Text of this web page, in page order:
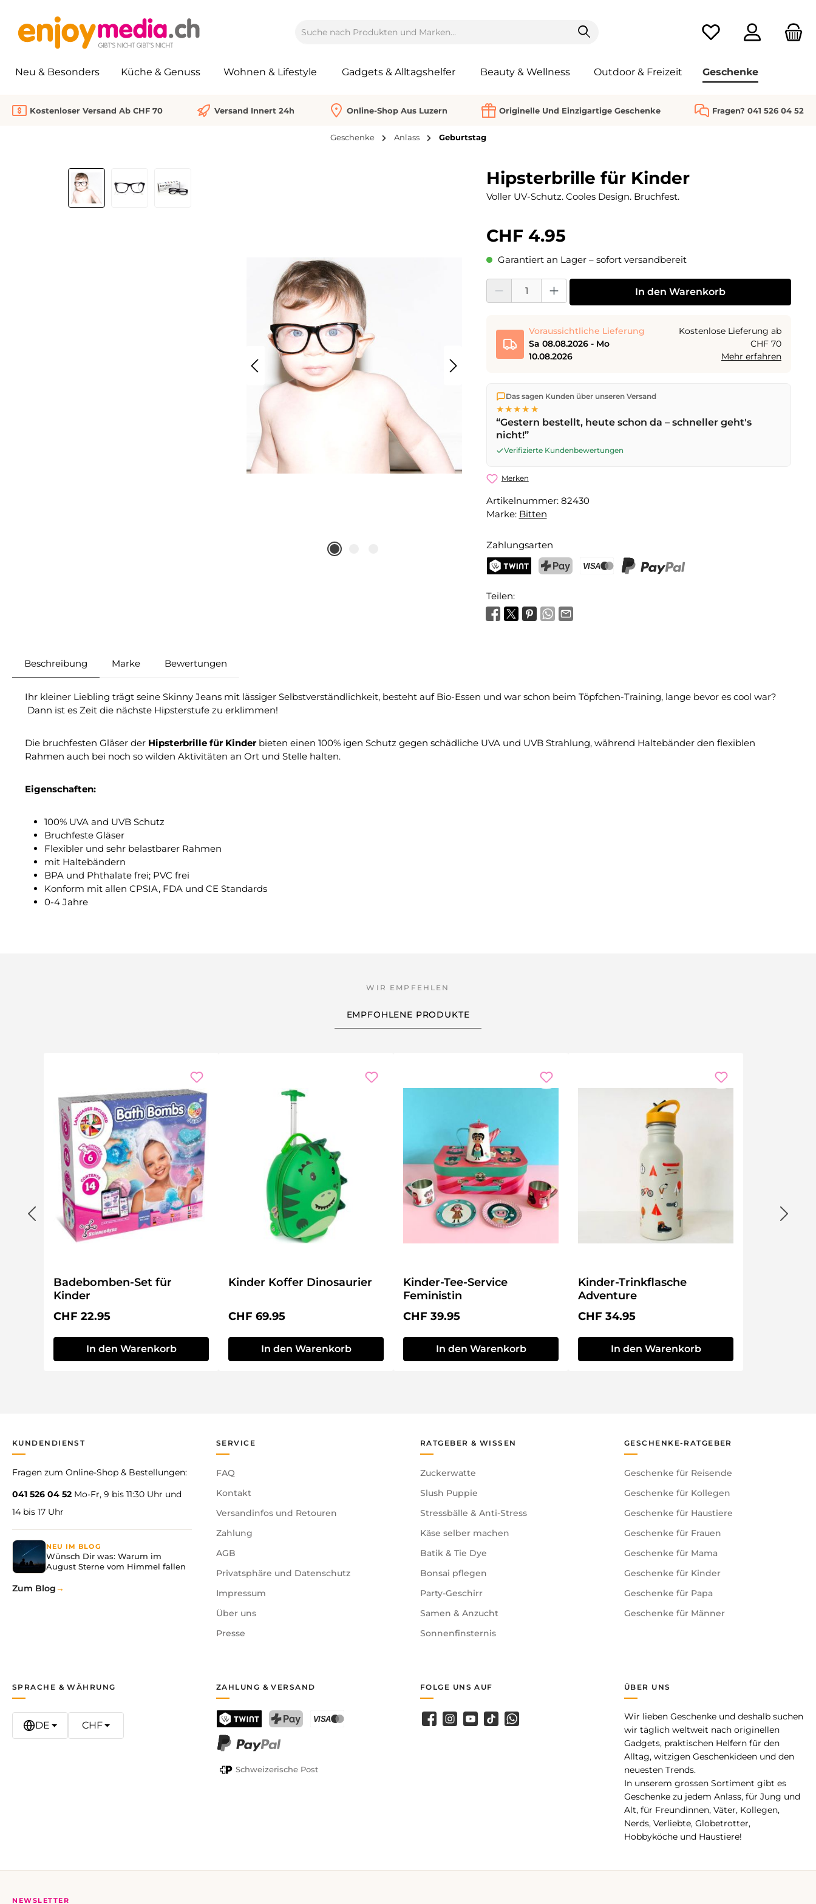
Du hast 0 Produkte
Neu & Besonders Küche & Genuss Wohnen & Lifestyle Gadgets & Alltagshelfer Beauty & Wellness Outdoor & Freizeit Geschenke
Kostenloser Versand Ab CHF 70 Versand Innert 24h Online-Shop Aus Luzern Originelle Und Einzigartige Geschenke Fragen? 041 526 04 52
Geschenke Anlass Geburtstag
Bildergalerie überspringen Hipsterbrille für Kinder
Voller UV-Schutz. Cooles Design. Bruchfest.
CHF 4.95
Garantiert an Lager – sofort versandbereit
Produkt Anzahl: Gib den gewünschten Wert ein oder benutze die Schaltflächen um die
In den Warenkorb
Voraussichtliche Lieferung
Sa 08.08.2026 - Mo
10.08.2026
Kostenlose Lieferung ab
CHF 70
Mehr erfahren
Wir versenden direkt aus unserem Lager in Kriens. Ab
die Lieferung kostenlos. Bestellungen bis
noch am selben Tag versendet – Zustellung am
Werktagmit der Schweizerischen Post. Samstagszustellung am
Sa 08.08.2026
Das sagen Kunden über unseren Versand
★★★★★
“Gestern bestellt, heute schon da – schneller geht's
nicht!”
Verifizierte Kundenbewertungen
Merken
Artikelnummer: 82430
Marke: Bitten
Zahlungsarten
Teilen:
Beschreibung Marke Bewertungen
Ihr kleiner Liebling trägt seine Skinny Jeans mit lässiger Selbstverständlichkeit, besteht auf Bio-Essen und war schon beim Töpfchen-Training, lange bevor es cool war?
Dann ist es Zeit die nächste Hipsterstufe zu erklimmen!
Die bruchfesten Gläser der Hipsterbrille für Kinder bieten einen 100% igen Schutz gegen schädliche UVA und UVB Strahlung, während Haltebänder den flexiblen
Rahmen auch bei noch so wilden Aktivitäten an Ort und Stelle halten.
Eigenschaften:
100% UVA and UVB Schutz
Bruchfeste Gläser
Flexibler und sehr belastbarer Rahmen
mit Haltebändern
BPA und Phthalate frei; PVC frei
Konform mit allen CPSIA, FDA und CE Standards
0-4 Jahre
EMPFOHLENE PRODUKTE
Badebomben-Set für
Kinder
Regulärer Preis:
CHF 22.95
In den Warenkorb
Kinder Koffer Dinosaurier
Regulärer Preis:
CHF 69.95
In den Warenkorb
Kinder-Tee-Service
Feministin
Regulärer Preis:
CHF 39.95
In den Warenkorb
Kinder-Trinkflasche
Adventure
Regulärer Preis:
CHF 34.95
In den Warenkorb
KUNDENDIENST
Fragen zum Online-Shop & Bestellungen:
041 526 04 52 Mo-Fr, 9 bis 11:30 Uhr und
14 bis 17 Uhr
NEU IM BLOG
Wünsch Dir was: Warum im
August Sterne vom Himmel fallen
Zum Blog
SERVICE
FAQ
Kontakt
Versandinfos und Retouren
Zahlung
AGB
Privatsphäre und Datenschutz
Impressum
Über uns
Presse
RATGEBER & WISSEN
Zuckerwatte
Slush Puppie
Stressbälle & Anti-Stress
Käse selber machen
Batik & Tie Dye
Bonsai pflegen
Party-Geschirr
Samen & Anzucht
Sonnenfinsternis
GESCHENKE-RATGEBER
Geschenke für Reisende
Geschenke für Kollegen
Geschenke für Haustiere
Geschenke für Frauen
Geschenke für Mama
Geschenke für Kinder
Geschenke für Papa
Geschenke für Männer
ÜBER UNS
Wir lieben Geschenke und deshalb suchen
wir täglich weltweit nach originellen
Gadgets, praktischen Helfern für den
Alltag, witzigen Geschenkideen und den
neuesten Trends.
In unserem grossen Sortiment gibt es
Geschenke zu jedem Anlass, für Jung und
Alt, für Freundinnen, Väter, Kollegen,
Nerds, Verliebte, Globetrotter,
Hobbyköche und Haustiere!
ZAHLUNG & VERSAND
TWINT
Schweizerische Post
SPRACHE & WÄHRUNG
DE CHF
FOLGE UNS AUF
Facebook
Instagram
YouTubeTikTokWhatsApp
NEWSLETTER